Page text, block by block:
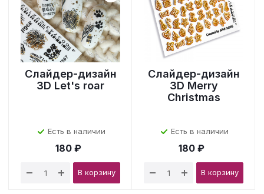
Слайдер-дизайн
3D Let's roar
Есть в наличии
180 ₽
В корзину
Слайдер-дизайн
3D Merry
Christmas
Есть в наличии
180 ₽
В корзину